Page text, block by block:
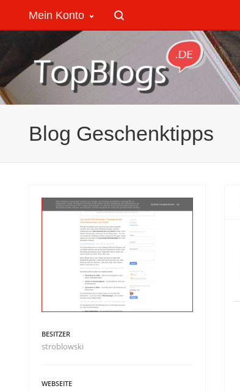
Mein Konto
Blog Geschenktipps
BESITZER
stroblowski
WEBSEITE